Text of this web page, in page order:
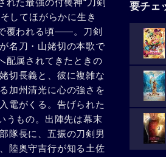
れた最強の付喪神“刀剣
してほがらかに生き
覆われる頃――。刀剣
名刀・山姥切の本歌で
配属されてきたときの
切長義と、彼に複雑な
加州清光に心の強さを
電がくる。告げられた
うもの。出陣先は幕末
隊長に、五振の刀剣男
陸奥守吉行が知る土佐
要チェ